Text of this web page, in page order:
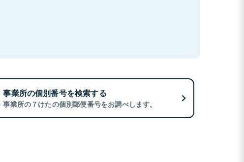
事業所の個別番号を検索する
事業所の７けたの個別郵便番号をお調べします。